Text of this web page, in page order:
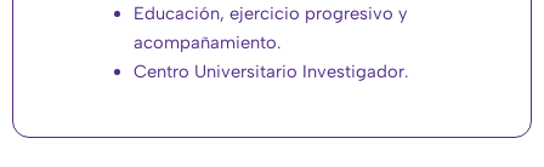
Educación, ejercicio progresivo y
acompañamiento.
Centro Universitario Investigador.